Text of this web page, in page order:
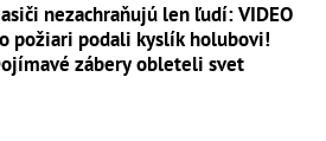
nezachraňujú len ľudí: VIDEO
požiari podali kyslík holubovi!
zábery obleteli svet